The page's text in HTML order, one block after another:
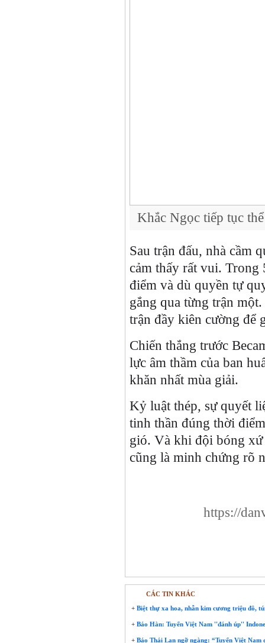
Khắc Ngọc tiếp tục
Sau trận đấu, nhà cầm
cảm thấy rất vui.
điểm và dù quyền tự
gắng qua từng trận
trận đầy kiên cường để
Chiến thắng trước
lực âm thầm của ban
khăn nhất mùa giải.
Kỷ luật thép, sự quyết
tinh thần đúng thời
gió. Và khi đội bóng xứ
cũng là minh chứng rõ
https://
CÁC TIN KHÁC
+ Biệt thự xa hoa, nhẫn kim cương triệu đô,
+ Báo Hàn: Tuyển Việt Nam ''đánh úp''
+ Báo Thái Lan ngỡ ngàng: “Tuyển Việt Nam